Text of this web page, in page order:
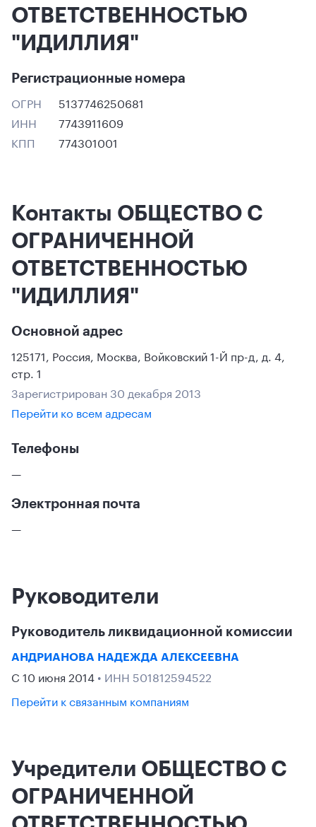
ОТВЕТСТВЕННОСТЬЮ
"ИДИЛЛИЯ"
Регистрационные номера
ОГРН
5137746250681
ИНН
7743911609
КПП
774301001
Контакты ОБЩЕСТВО С
ОГРАНИЧЕННОЙ
ОТВЕТСТВЕННОСТЬЮ
"ИДИЛЛИЯ"
Основной адрес
125171, Россия, Москва, Войковский 1-Й пр-д, д. 4,
стр. 1
Зарегистрирован 30 декабря 2013
Перейти ко всем адресам
Телефоны
—
Электронная почта
—
Руководители
Руководитель ликвидационной комиссии
АНДРИАНОВА НАДЕЖДА АЛЕКСЕЕВНА
С 10 июня 2014 • ИНН 501812594522
Перейти к связанным компаниям
Учредители ОБЩЕСТВО С
ОГРАНИЧЕННОЙ